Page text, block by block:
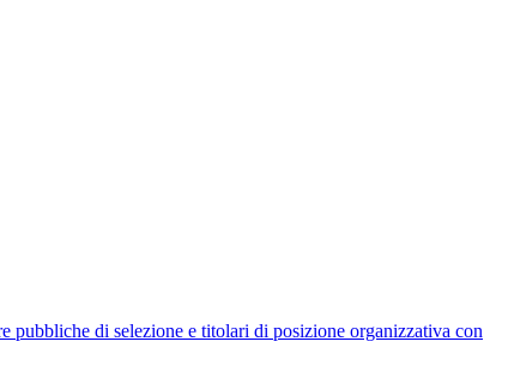
di selezione e titolari di posizione organizzativa con